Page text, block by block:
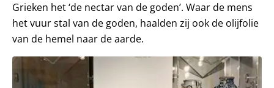
Grieken het ‘de nectar van de goden’. Waar de mens
het vuur stal van de goden, haalden zij ook de olijfolie
van de hemel naar de aarde.